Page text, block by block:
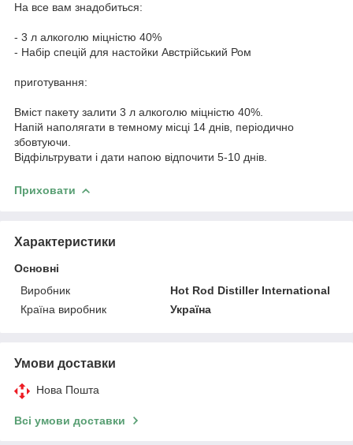
На все вам знадобиться:
- 3 л алкоголю міцністю 40%
- Набір спецій для настойки Австрійський Ром
приготування:
Вміст пакету залити 3 л алкоголю міцністю 40%.
Напій наполягати в темному місці 14 днів, періодично
збовтуючи.
Відфільтрувати і дати напою відпочити 5-10 днів.
Приховати
Характеристики
Основні
Виробник
Hot Rod Distiller International
Країна виробник
Україна
Умови доставки
Нова Пошта
Всі умови доставки